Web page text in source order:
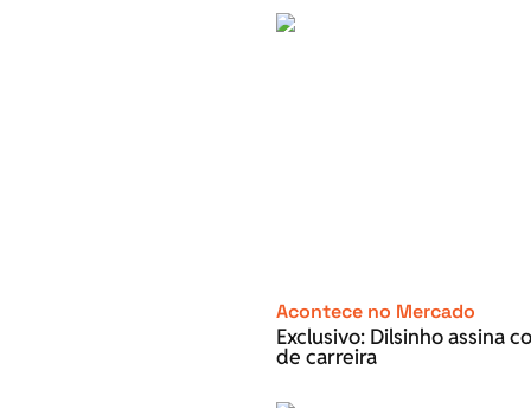
Acontece no Mercado
Exclusivo: Dilsinho assina
de carreira